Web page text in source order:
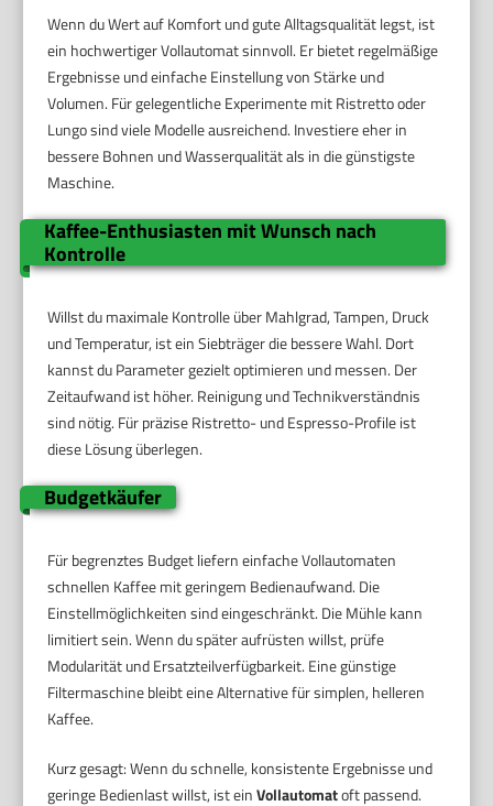
Wenn du Wert auf Komfort und gute Alltagsqualität legst, ist
ein hochwertiger Vollautomat sinnvoll. Er bietet regelmäßige
Ergebnisse und einfache Einstellung von Stärke und
Volumen. Für gelegentliche Experimente mit Ristretto oder
Lungo sind viele Modelle ausreichend. Investiere eher in
bessere Bohnen und Wasserqualität als in die günstigste
Maschine.
Kaffee-Enthusiasten mit Wunsch nach
Kontrolle
Willst du maximale Kontrolle über Mahlgrad, Tampen, Druck
und Temperatur, ist ein Siebträger die bessere Wahl. Dort
kannst du Parameter gezielt optimieren und messen. Der
Zeitaufwand ist höher. Reinigung und Technikverständnis
sind nötig. Für präzise Ristretto- und Espresso-Profile ist
diese Lösung überlegen.
Budgetkäufer
Für begrenztes Budget liefern einfache Vollautomaten
schnellen Kaffee mit geringem Bedienaufwand. Die
Einstellmöglichkeiten sind eingeschränkt. Die Mühle kann
limitiert sein. Wenn du später aufrüsten willst, prüfe
Modularität und Ersatzteilverfügbarkeit. Eine günstige
Filtermaschine bleibt eine Alternative für simplen, helleren
Kaffee.
Kurz gesagt: Wenn du schnelle, konsistente Ergebnisse und
geringe Bedienlast willst, ist einVollautomatoft passend.